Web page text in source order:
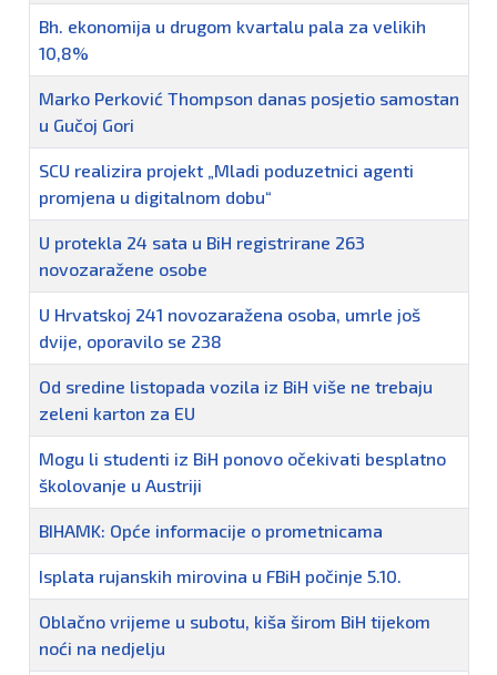
Bh. ekonomija u drugom kvartalu pala za velikih
10,8%
Marko Perković Thompson danas posjetio samostan
u Gučoj Gori
SCU realizira projekt „Mladi poduzetnici agenti
promjena u digitalnom dobu“
U protekla 24 sata u BiH registrirane 263
novozaražene osobe
U Hrvatskoj 241 novozaražena osoba, umrle još
dvije, oporavilo se 238
Od sredine listopada vozila iz BiH više ne trebaju
zeleni karton za EU
Mogu li studenti iz BiH ponovo očekivati besplatno
školovanje u Austriji
BIHAMK: Opće informacije o prometnicama
Isplata rujanskih mirovina u FBiH počinje 5.10.
Oblačno vrijeme u subotu, kiša širom BiH tijekom
noći na nedjelju